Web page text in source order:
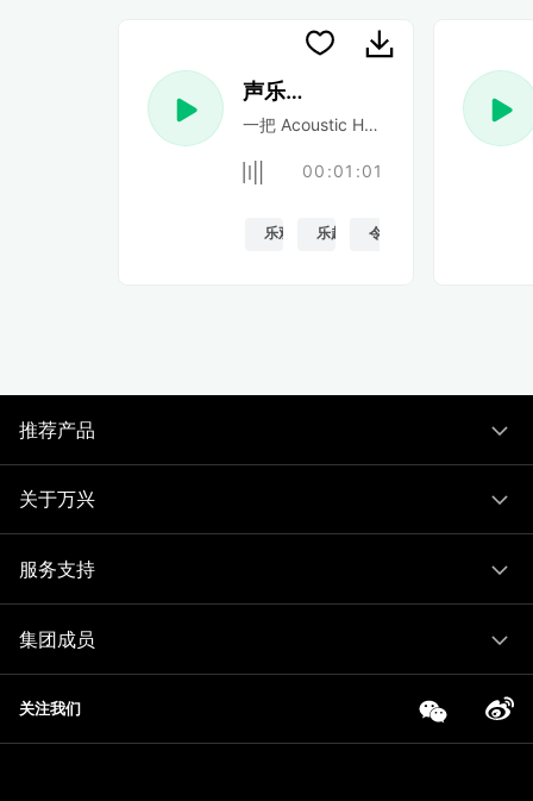
声乐民谣
一把 Acoustic Happy 民谣吉他，带有
00:01:01
乐观的 乐趣 令人振奋
推荐产品
关于万兴
服务支持
集团成员
关注我们